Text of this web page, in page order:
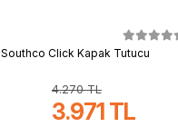
Southco Click Kapak Tutucu
4.270 TL
3.971 TL